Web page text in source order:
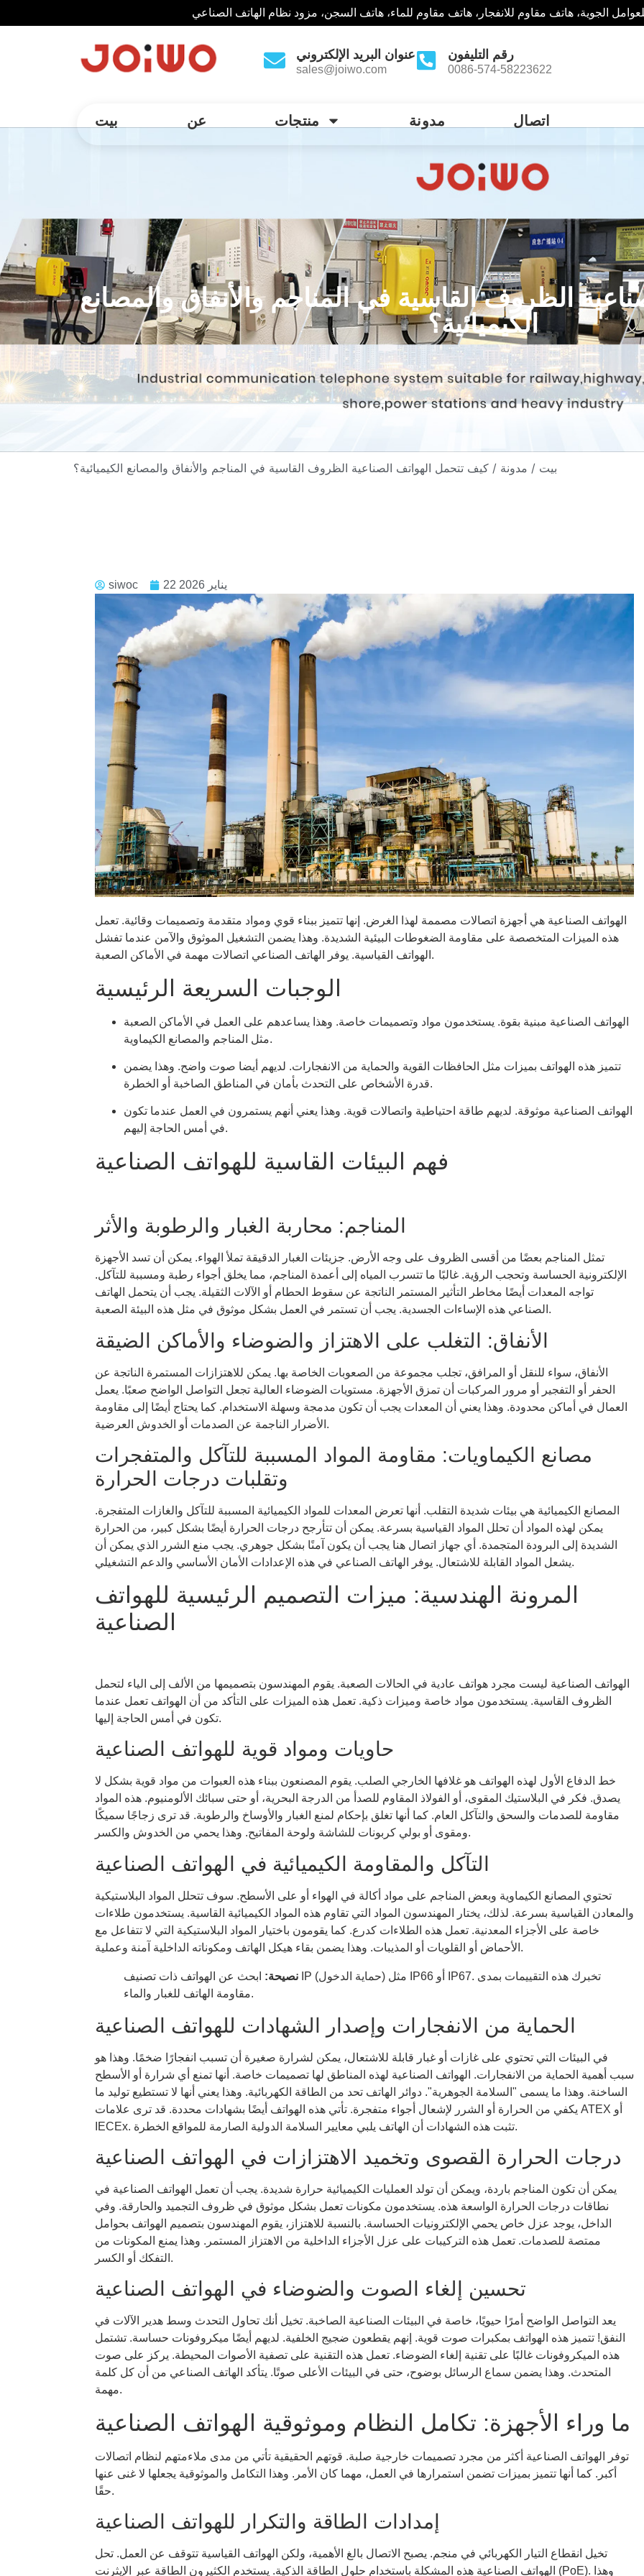
الجوية، هاتف مقاوم للانفجار، هاتف مقاوم للماء، هاتف السجن، مزود نظام الهاتف الصناعي
عنوان البريد الإلكتروني
sales@joiwo.com
رقم التليفون
0086-574-58223622
بيت عن منتجات مدونة اتصال
الظروف القاسية في المناجم والأنفاق والمصانع
الكيميائية؟
بيت / مدونة
siwoc
الهواتف الصناعية هي أجهزة اتصالات مصممة لهذا الغرض. إنها تتميز ببناء قوي ومواد متقدمة وتصميمات وقائية. تعمل
هذه الميزات المتخصصة على مقاومة الضغوطات البيئية الشديدة. وهذا يضمن التشغيل الموثوق والآمن عندما تفشل
الهواتف القياسية. يوفر الهاتف الصناعي اتصالات مهمة في الأماكن الصعبة.
الوجبات السريعة الرئيسية
الهواتف الصناعية مبنية بقوة. يستخدمون مواد وتصميمات خاصة. وهذا يساعدهم على العمل في الأماكن الصعبة
مثل المناجم والمصانع الكيماوية.
تتميز هذه الهواتف بميزات مثل الحافظات القوية والحماية من الانفجارات. لديهم أيضا صوت واضح. وهذا يضمن
قدرة الأشخاص على التحدث بأمان في المناطق الصاخبة أو الخطرة.
الهواتف الصناعية موثوقة. لديهم طاقة احتياطية واتصالات قوية. وهذا يعني أنهم يستمرون في العمل عندما تكون
في أمس الحاجة إليهم.
فهم البيئات القاسية للهواتف الصناعية
المناجم: محاربة الغبار والرطوبة والأثر
تمثل المناجم بعضًا من أقسى الظروف على وجه الأرض. جزيئات الغبار الدقيقة تملأ الهواء. يمكن أن تسد الأجهزة
الإلكترونية الحساسة وتحجب الرؤية. غالبًا ما تتسرب المياه إلى أعمدة المناجم، مما يخلق أجواء رطبة ومسببة للتآكل.
تواجه المعدات أيضًا مخاطر التأثير المستمر الناتجة عن سقوط الحطام أو الآلات الثقيلة. يجب أن يتحمل الهاتف
الصناعي هذه الإساءات الجسدية. يجب أن تستمر في العمل بشكل موثوق في مثل هذه البيئة الصعبة.
الأنفاق: التغلب على الاهتزاز والضوضاء والأماكن الضيقة
الأنفاق، سواء للنقل أو المرافق، تجلب مجموعة من الصعوبات الخاصة بها. يمكن للاهتزازات المستمرة الناتجة عن
الحفر أو التفجير أو مرور المركبات أن تمزق الأجهزة. مستويات الضوضاء العالية تجعل التواصل الواضح صعبًا. يعمل
العمال في أماكن محدودة. وهذا يعني أن المعدات يجب أن تكون مدمجة وسهلة الاستخدام. كما يحتاج أيضًا إلى مقاومة
الأضرار الناجمة عن الصدمات أو الخدوش العرضية.
مصانع الكيماويات: مقاومة المواد المسببة للتآكل والمتفجرات
وتقلبات درجات الحرارة
المصانع الكيميائية هي بيئات شديدة التقلب. أنها تعرض المعدات للمواد الكيميائية المسببة للتآكل والغازات المتفجرة.
يمكن لهذه المواد أن تحلل المواد القياسية بسرعة. يمكن أن تتأرجح درجات الحرارة أيضًا بشكل كبير، من الحرارة
الشديدة إلى البرودة المتجمدة. أي جهاز اتصال هنا يجب أن يكون آمنًا بشكل جوهري. يجب منع الشرر الذي يمكن أن
يشعل المواد القابلة للاشتعال. يوفر الهاتف الصناعي في هذه الإعدادات الأمان الأساسي والدعم التشغيلي.
المرونة الهندسية: ميزات التصميم الرئيسية للهواتف
الصناعية
الهواتف الصناعية ليست مجرد هواتف عادية في الحالات الصعبة. يقوم المهندسون بتصميمها من الألف إلى الياء لتحمل
الظروف القاسية. يستخدمون مواد خاصة وميزات ذكية. تعمل هذه الميزات على التأكد من أن الهواتف تعمل عندما
تكون في أمس الحاجة إليها.
حاويات ومواد قوية للهواتف الصناعية
خط الدفاع الأول لهذه الهواتف هو غلافها الخارجي الصلب. يقوم المصنعون ببناء هذه العبوات من مواد قوية بشكل لا
يصدق. فكر في البلاستيك المقوى، أو الفولاذ المقاوم للصدأ من الدرجة البحرية، أو حتى سبائك الألومنيوم. هذه المواد
مقاومة للصدمات والسحق والتآكل العام. كما أنها تغلق بإحكام لمنع الغبار والأوساخ والرطوبة. قد ترى زجاجًا سميكًا
ومقوى أو بولي كربونات للشاشة ولوحة المفاتيح. وهذا يحمي من الخدوش والكسر.
التآكل والمقاومة الكيميائية في الهواتف الصناعية
تحتوي المصانع الكيماوية وبعض المناجم على مواد أكالة في الهواء أو على الأسطح. سوف تتحلل المواد البلاستيكية
والمعادن القياسية بسرعة. لذلك، يختار المهندسون المواد التي تقاوم هذه المواد الكيميائية القاسية. يستخدمون طلاءات
خاصة على الأجزاء المعدنية. تعمل هذه الطلاءات كدرع. كما يقومون باختيار المواد البلاستيكية التي لا تتفاعل مع
الأحماض أو القلويات أو المذيبات. وهذا يضمن بقاء هيكل الهاتف ومكوناته الداخلية آمنة وعملية.
نصيحة: ابحث عن الهواتف ذات تصنيف IP (حماية الدخول) مثل IP66 أو IP67. تخبرك هذه التقييمات بمدى
مقاومة الهاتف للغبار والماء.
الحماية من الانفجارات وإصدار الشهادات للهواتف الصناعية
في البيئات التي تحتوي على غازات أو غبار قابلة للاشتعال، يمكن لشرارة صغيرة أن تسبب انفجارًا ضخمًا. وهذا هو
سبب أهمية الحماية من الانفجارات. الهواتف الصناعية لهذه المناطق لها تصميمات خاصة. أنها تمنع أي شرارة أو الأسطح
الساخنة. وهذا ما يسمى "السلامة الجوهرية". دوائر الهاتف تحد من الطاقة الكهربائية. وهذا يعني أنها لا تستطيع توليد ما
يكفي من الحرارة أو الشرر لإشعال أجواء متفجرة. تأتي هذه الهواتف أيضًا بشهادات محددة. قد ترى علامات ATEX أو
IECEx. تثبت هذه الشهادات أن الهاتف يلبي معايير السلامة الدولية الصارمة للمواقع الخطرة.
درجات الحرارة القصوى وتخميد الاهتزازات في الهواتف الصناعية
يمكن أن تكون المناجم باردة، ويمكن أن تولد العمليات الكيميائية حرارة شديدة. يجب أن تعمل الهواتف الصناعية في
نطاقات درجات الحرارة الواسعة هذه. يستخدمون مكونات تعمل بشكل موثوق في ظروف التجميد والحارقة. وفي
الداخل، يوجد عزل خاص يحمي الإلكترونيات الحساسة. بالنسبة للاهتزاز، يقوم المهندسون بتصميم الهواتف بحوامل
ممتصة للصدمات. تعمل هذه التركيبات على عزل الأجزاء الداخلية من الاهتزاز المستمر. وهذا يمنع المكونات من
التفكك أو الكسر.
تحسين إلغاء الصوت والضوضاء في الهواتف الصناعية
يعد التواصل الواضح أمرًا حيويًا، خاصة في البيئات الصناعية الصاخبة. تخيل أنك تحاول التحدث وسط هدير الآلات في
النفق! تتميز هذه الهواتف بمكبرات صوت قوية. إنهم يقطعون ضجيج الخلفية. لديهم أيضًا ميكروفونات حساسة. تشتمل
هذه الميكروفونات غالبًا على تقنية إلغاء الضوضاء. تعمل هذه التقنية على تصفية الأصوات المحيطة. يركز على صوت
المتحدث. وهذا يضمن سماع الرسائل بوضوح، حتى في البيئات الأعلى صوتًا. يتأكد الهاتف الصناعي من أن كل كلمة
مهمة.
ما وراء الأجهزة: تكامل النظام وموثوقية الهواتف الصناعية
توفر الهواتف الصناعية أكثر من مجرد تصميمات خارجية صلبة. قوتهم الحقيقية تأتي من مدى ملاءمتهم لنظام اتصالات
أكبر. كما أنها تتميز بميزات تضمن استمرارها في العمل، مهما كان الأمر. وهذا التكامل والموثوقية يجعلها لا غنى عنها
حقًا.
إمدادات الطاقة والتكرار للهواتف الصناعية
تخيل انقطاع التيار الكهربائي في منجم. يصبح الاتصال بالغ الأهمية، ولكن الهواتف القياسية تتوقف عن العمل. تحل
الهواتف الصناعية هذه المشكلة باستخدام حلول الطاقة الذكية. يستخدم الكثيرون الطاقة عبر الإيثرنت (PoE). وهذا